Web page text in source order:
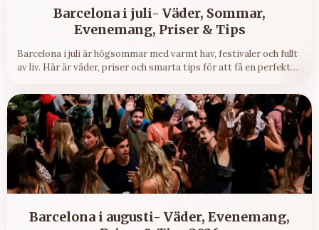
Barcelona i juli- Väder, Sommar,
Evenemang, Priser & Tips
Barcelona i juli är högsommar med varmt hav, festivaler och fullt
av liv. Här är väder, priser och smarta tips för att få en perfekt
Barcelona i augusti- Väder, Evenemang,